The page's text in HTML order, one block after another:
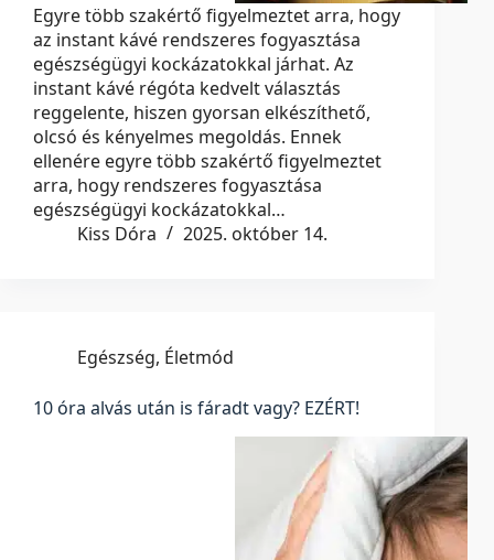
Egyre több szakértő figyelmeztet arra, hogy
az instant kávé rendszeres fogyasztása
egészségügyi kockázatokkal járhat. Az
instant kávé régóta kedvelt választás
reggelente, hiszen gyorsan elkészíthető,
olcsó és kényelmes megoldás. Ennek
ellenére egyre több szakértő figyelmeztet
arra, hogy rendszeres fogyasztása
egészségügyi kockázatokkal…
Kiss Dóra
2025. október 14.
Egészség, Életmód
10 óra alvás után is fáradt vagy? EZÉRT!